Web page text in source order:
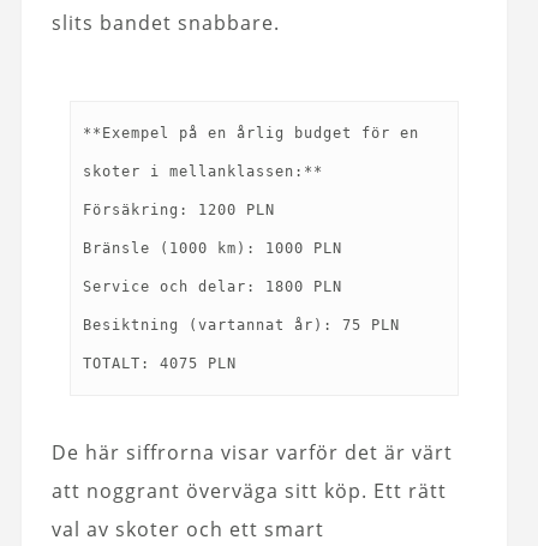
slits bandet snabbare.
**Exempel på en årlig budget för en
skoter i mellanklassen:**
Försäkring: 1200 PLN
Bränsle (1000 km): 1000 PLN
Service och delar: 1800 PLN
Besiktning (vartannat år): 75 PLN
De här siffrorna visar varför det är värt
att noggrant överväga sitt köp. Ett rätt
val av skoter och ett smart